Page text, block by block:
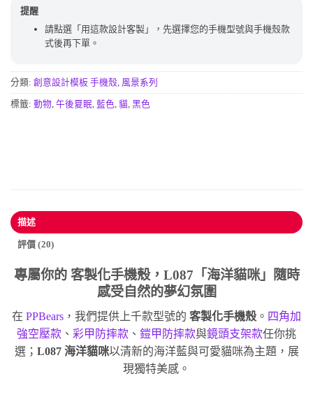
提醒
請點選「用這款設計客製」，先選擇您的手機型號與手機殼款
式後再下單。
分類: 創意設計模板 手機殼 風景系列
標籤: 動物 午後夏眠 藍色 貓 黑色
描述
評價 (20)
專屬你的 客製化手機殼，L087「海洋貓咪」隨時
感受自然的夢幻氛圍
在 PPBears ，我們提供上千款型號的 客製化手機殼 。 四角加
強空壓款 、 彩甲防摔款 、 鎧甲防摔款與鏡頭支架款任你挑
選； L087 海洋貓咪以清新的海洋藍與可愛貓咪為主題，展
現獨特美感。